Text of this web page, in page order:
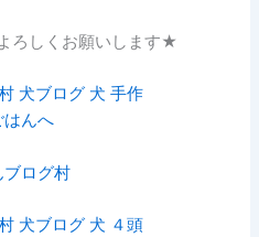
ろしくお願いします★
ブログ村